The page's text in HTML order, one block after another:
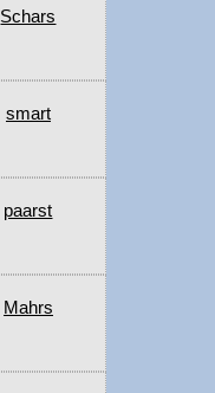
Schars
smart
paarst
Mahrs